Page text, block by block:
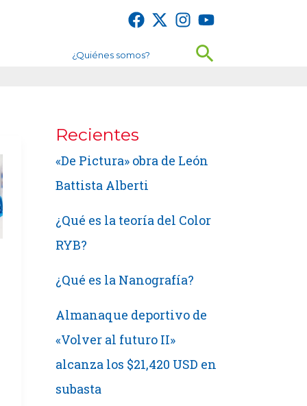
¿Quiénes somos? Buscar
Recientes
«De Pictura» obra de León
Battista Alberti
¿Qué es la teoría del Color
RYB?
¿Qué es la Nanografía?
Almanaque deportivo de
«Volver al futuro II»
alcanza los $21,420 USD en
subasta